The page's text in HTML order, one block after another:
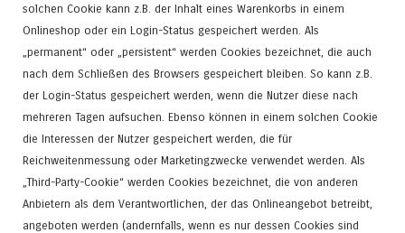
solchen Cookie kann z.B. der Inhalt eines Warenkorbs in einem
Onlineshop oder ein Login-Status gespeichert werden. Als
„permanent“ oder „persistent“ werden Cookies bezeichnet, die auch
nach dem Schließen des Browsers gespeichert bleiben. So kann z.B.
der Login-Status gespeichert werden, wenn die Nutzer diese nach
mehreren Tagen aufsuchen. Ebenso können in einem solchen Cookie
die Interessen der Nutzer gespeichert werden, die für
Reichweitenmessung oder Marketingzwecke verwendet werden. Als
„Third-Party-Cookie“ werden Cookies bezeichnet, die von anderen
Anbietern als dem Verantwortlichen, der das Onlineangebot betreibt,
angeboten werden (andernfalls, wenn es nur dessen Cookies sind